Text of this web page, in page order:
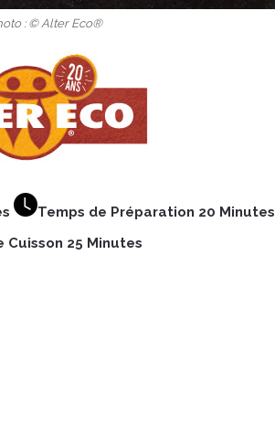
: © Alter Eco®
Temps de Préparation 20 Minutes
Cuisson 25 Minutes